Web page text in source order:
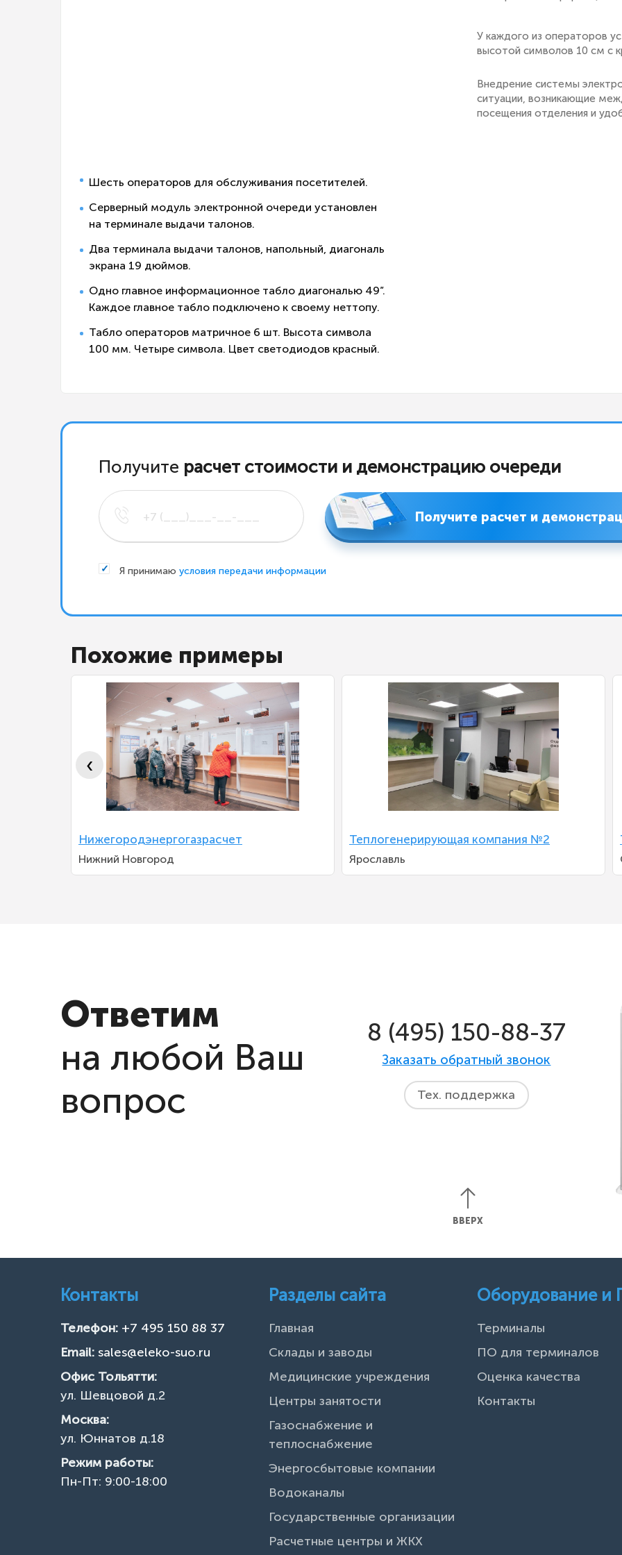
У каждого из операторов
высотой символов 10 см с
Внедрение системы
ситуации, возникающие
посещения отделения и
Шесть операторов для обслуживания посетителей.
Серверный модуль электронной очереди установлен
на терминале выдачи талонов.
Два терминала выдачи талонов, напольный, диагональ
экрана 19 дюймов.
Одно главное информационное табло диагональю 49”.
Каждое главное табло подключено к своему неттопу.
Табло операторов матричное 6 шт. Высота символа
100 мм. Четыре символа. Цвет светодиодов красный.
Получите расчет стоимости и демонстрацию очереди
Получите расчет и
Я принимаю условия передачи информации
Похожие примеры
Нижегородэнергогазрасчет
Нижний Новгород
Теплогенерирующая компания №2
Ярославль
‹
Ответим
на любой Ваш
вопрос
8 (495) 150-88-37
Заказать обратный звонок
Тех. поддержка
ВВЕРХ
Контакты
Телефон: +7 495 150 88 37
Email: sales@eleko-suo.ru
Офис Тольятти:
ул. Шевцовой д.2
Москва:
ул. Юннатов д.18
Режим работы:
Пн-Пт: 9:00-18:00
Разделы сайта
Главная
Склады и заводы
Медицинские учреждения
Центры занятости
Газоснабжение и
теплоснабжение
Энергосбытовые компании
Водоканалы
Государственные организации
Расчетные центры и ЖКХ
Оборудование и
Терминалы
ПО для терминалов
Оценка качества
Контакты